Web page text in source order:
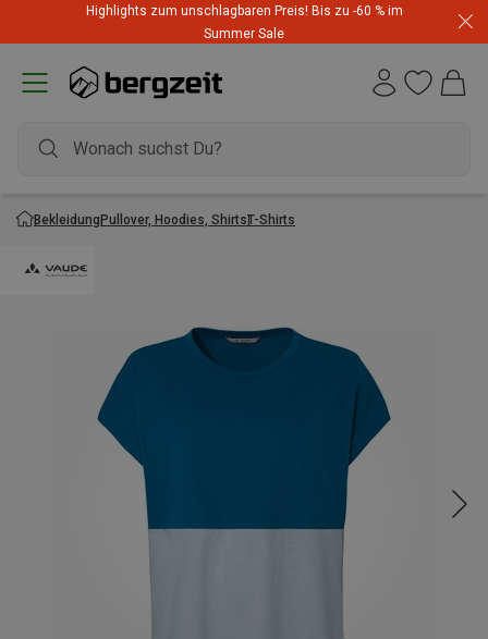
Highlights zum unschlagbaren Preis! Bis zu -60 % im
Summer Sale
BekleidungPullover, Hoodies, ShirtsT-Shirts